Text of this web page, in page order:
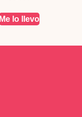
Me lo llevo